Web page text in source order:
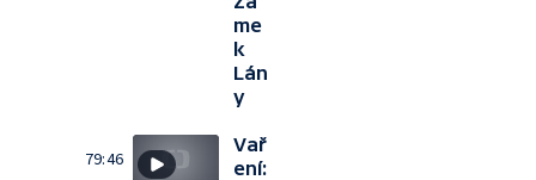
me
k
Lán
y
79:46
Vař
ení: